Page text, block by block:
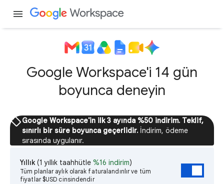
menu
Google Workspace'i 14 gün
boyunca deneyin
sellGoogle Workspace'in ilk 3 ayında %50 indirim. Teklif,
sınırlı bir süre boyunca geçerlidir. İndirim, ödeme
sırasında uygulanır.
Yıllık (1 yıllık taahhütle %16 indirim)
Tüm planlar aylık olarak faturalandırılır ve tüm
fiyatlar $USD cinsindendir